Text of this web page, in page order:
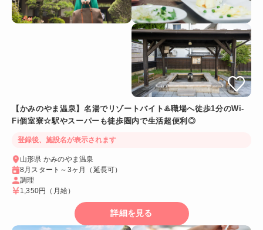
【かみのやま温泉】名湯でリゾートバイト♨️職場へ徒歩1分のWi-
Fi個室寮☆駅やスーパーも徒歩圏内で生活超便利◎
登録後、施設名が表示されます
山形県 かみのやま温泉
8月スタート～3ヶ月（延長可）
調理
1,350円 （月給）
詳細を見る